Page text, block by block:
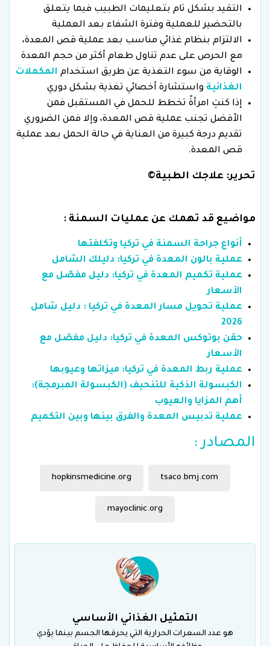
التقيد بشكل تام بتعليمات الطبيب فيما يتعلق
بالتحضير للعملية وفترة الشفاء بعد العملية
الالتزام بنظام غذائي مناسب بعد عملية قص المعدة،
مع الحرص على عدم تناول طعام أكثر من حجم المعدة
الوقاية من سوء التغذية عن طريق استخدام المكملات
الغذائية واستشارة أخصائي تغذية بشكل دوري
إذا كنتِ امرأةً تخطط للحمل في المستقبل فمن
الأفضل تجنب عملية قص المعدة، وإلا فمن الضروري
تقديم درجة كبيرة من العناية في حالة الحمل بعد عملية
قص المعدة.
تحرير: علاجك الطبية©
مواضيع قد تهمك عن عمليات السمنة :
أنواع جراحة السمنة في تركيا وتكلفتها
عملية بالون المعدة في تركيا: دليلك الشامل
عملية تكميم المعدة في تركيا: دليل مفصّل مع
الأسعار
عملية تحويل مسار المعدة في تركيا : دليل شامل
2026
حقن بوتوكس المعدة في تركيا: دليل مفصّل مع
الأسعار
عملية ربط المعدة في تركيا: ميزاتها وعيوبها
الكبسولة الذكية للتنحيف (الكبسولة المبرمجة):
أهم المزايا والعيوب
عملية تدبيس المعدة والفرق بينها وبين التكميم
المصادر :
tsaco.bmj.com
hopkinsmedicine.org
mayoclinic.org
التمثيل الغذائي الأساسي
هو عدد السعرات الحرارية التي يحرقها الجسم بينما يؤدي